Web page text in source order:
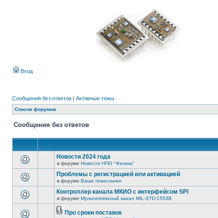
Вход
Сообщения без ответов | Активные темы
Список форумов
Сообщения без ответов
Новости 2024 года
в форуме Новости НПО "Физика"
Проблемы с регистрацией или активацией
в форуме Ваши пожелания
Контроллер канала МКИО с интерфейсом SPI
в форуме Мультиплексный канал MIL-STD-1553B
Про сроки поставок